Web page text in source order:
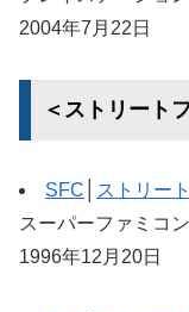
2004年7月22日
＜ストリート
SFC
ストリー
スーパーファミコン
1996年12月20日